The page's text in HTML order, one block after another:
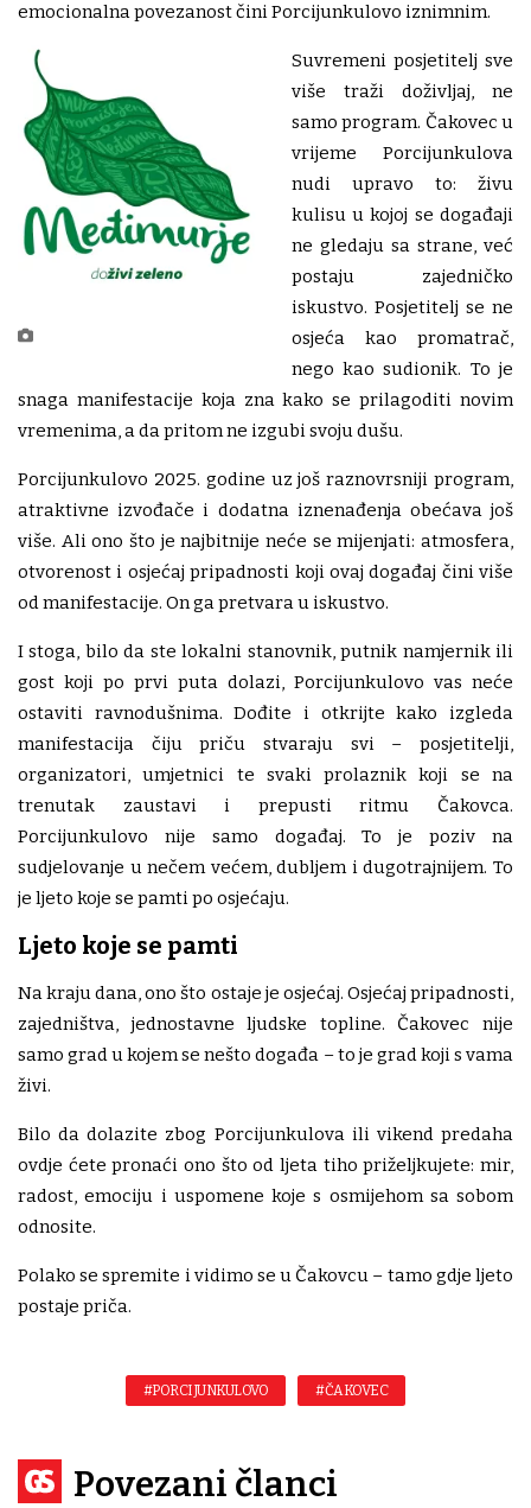
emocionalna povezanost čini Porcijunkulovo iznimnim.
Suvremeni posjetitelj sve
više traži doživljaj, ne
samo program. Čakovec u
vrijeme Porcijunkulova
nudi upravo to: živu
kulisu u kojoj se događaji
ne gledaju sa strane, već
postaju zajedničko
iskustvo. Posjetitelj se ne
osjeća kao promatrač,
nego kao sudionik. To je
snaga manifestacije koja zna kako se prilagoditi novim
vremenima, a da pritom ne izgubi svoju dušu.
Porcijunkulovo 2025. godine uz još raznovrsniji program,
atraktivne izvođače i dodatna iznenađenja obećava još
više. Ali ono što je najbitnije neće se mijenjati: atmosfera,
otvorenost i osjećaj pripadnosti koji ovaj događaj čini više
od manifestacije. On ga pretvara u iskustvo.
I stoga, bilo da ste lokalni stanovnik, putnik namjernik ili
gost koji po prvi puta dolazi, Porcijunkulovo vas neće
ostaviti ravnodušnima. Dođite i otkrijte kako izgleda
manifestacija čiju priču stvaraju svi – posjetitelji,
organizatori, umjetnici te svaki prolaznik koji se na
trenutak zaustavi i prepusti ritmu Čakovca.
Porcijunkulovo nije samo događaj. To je poziv na
sudjelovanje u nečem većem, dubljem i dugotrajnijem. To
je ljeto koje se pamti po osjećaju.
Ljeto koje se pamti
Na kraju dana, ono što ostaje je osjećaj. Osjećaj pripadnosti,
zajedništva, jednostavne ljudske topline. Čakovec nije
samo grad u kojem se nešto događa – to je grad koji s vama
živi.
Bilo da dolazite zbog Porcijunkulova ili vikend predaha
ovdje ćete pronaći ono što od ljeta tiho priželjkujete: mir,
radost, emociju i uspomene koje s osmijehom sa sobom
odnosite.
Polako se spremite i vidimo se u Čakovcu – tamo gdje ljeto
postaje priča.
#PORCIJUNKULOVO #ČAKOVEC
Povezani članci